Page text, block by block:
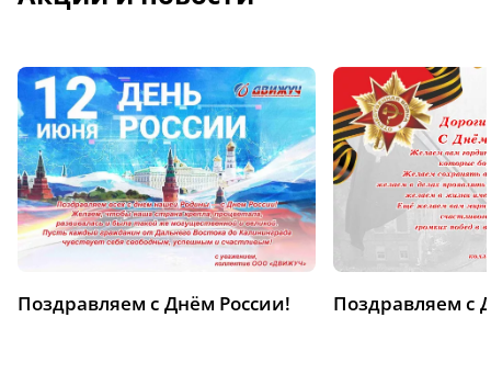
Поздравляем с Днём России! Поздравляем с